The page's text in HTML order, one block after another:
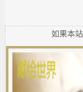
如果本